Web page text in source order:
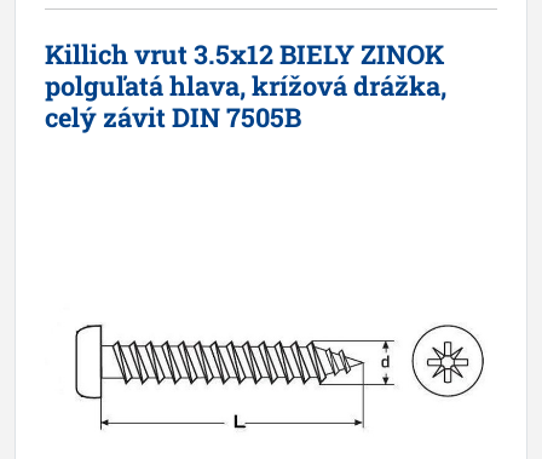
Killich vrut 3.5x12 BIELY ZINOK
polguľatá hlava, krížová drážka,
celý závit DIN 7505B